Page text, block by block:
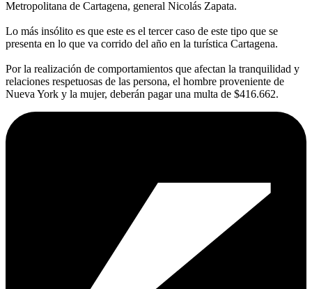
Metropolitana de Cartagena, general Nicolás Zapata.
Lo más insólito es que este es el tercer caso de este tipo que se
presenta en lo que va corrido del año en la turística Cartagena.
Por la realización de comportamientos que afectan la tranquilidad y
relaciones respetuosas de las persona, el hombre proveniente de
Nueva York y la mujer, deberán pagar una multa de $416.662.